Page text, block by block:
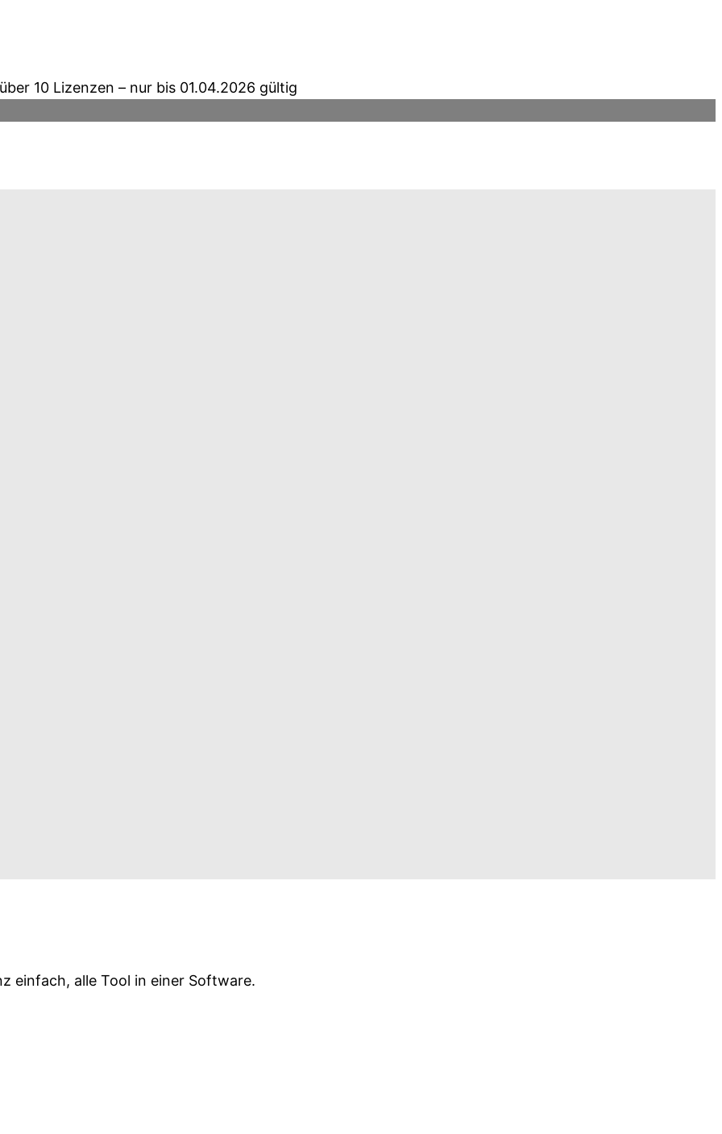
passende ...
10 Lizenzen – nur bis 01.04.2026 gültig
einfach, alle Tool in einer Software.